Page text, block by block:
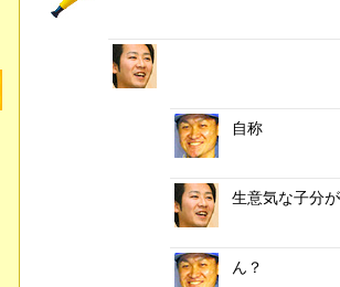
自称
生意気な子分
ん？